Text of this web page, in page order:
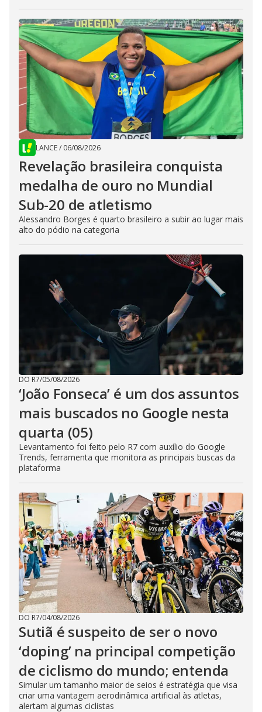
LANCE/ 06/08/2026
Revelação brasileira conquista
medalha de ouro no Mundial
Sub-20 de atletismo
Alessandro Borges é quarto brasileiro a subir ao lugar mais
alto do pódio na categoria
DO R7/05/08/2026
‘João Fonseca’ é um dos assuntos
mais buscados no Google nesta
quarta (05)
Levantamento foi feito pelo R7 com auxílio do Google
Trends, ferramenta que monitora as principais buscas da
plataforma
DO R7/04/08/2026
Sutiã é suspeito de ser o novo
‘doping’ na principal competição
de ciclismo do mundo; entenda
Simular um tamanho maior de seios é estratégia que visa
criar uma vantagem aerodinâmica artificial às atletas,
alertam algumas ciclistas